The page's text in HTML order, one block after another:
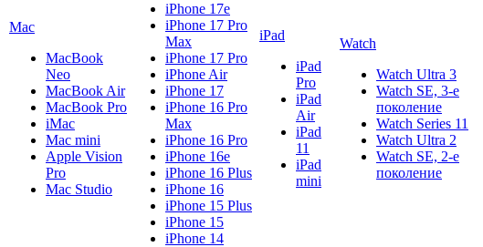
Mac
MacBook
Neo
MacBook Air
MacBook Pro
iMac
Mac mini
Apple Vision
Pro
Mac Studio
iPhone 17e
iPhone 17 Pro
Max
iPhone 17 Pro
iPhone Air
iPhone 17
iPhone 16 Pro
Max
iPhone 16 Pro
iPhone 16e
iPhone 16 Plus
iPhone 16
iPhone 15 Plus
iPhone 15
iPhone 14
iPad
iPad
Pro
iPad
Air
iPad
11
iPad
mini
Watch
Watch Ultra 3
Watch SE, 3-е
поколение
Watch Series 11
Watch Ultra 2
Watch SE, 2-е
поколение